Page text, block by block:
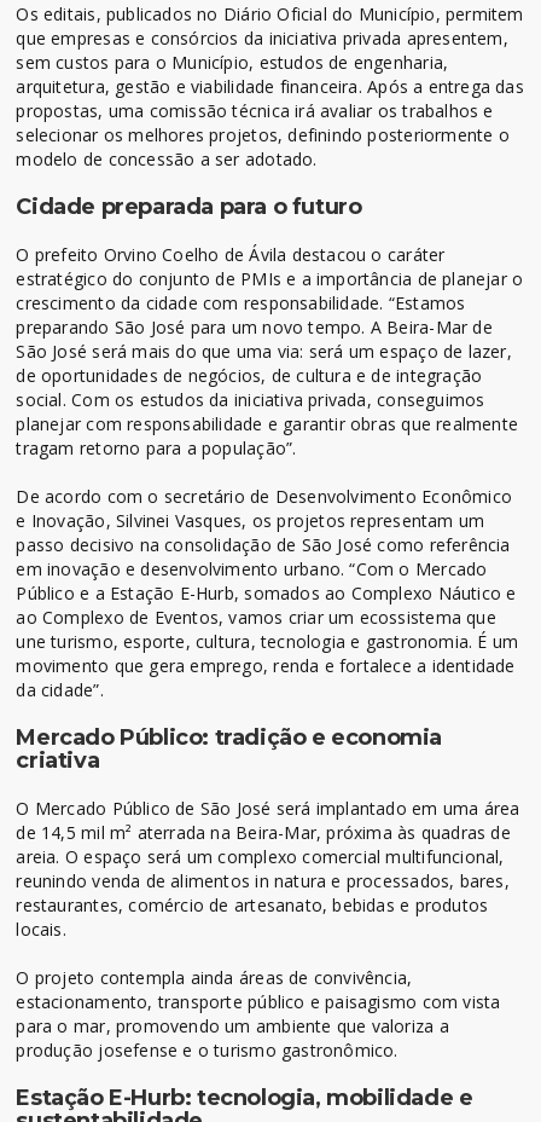
Os editais, publicados no Diário Oficial do Município, permitem
que empresas e consórcios da iniciativa privada apresentem,
sem custos para o Município, estudos de engenharia,
arquitetura, gestão e viabilidade financeira. Após a entrega das
propostas, uma comissão técnica irá avaliar os trabalhos e
selecionar os melhores projetos, definindo posteriormente o
modelo de concessão a ser adotado.
Cidade preparada para o futuro
O prefeito Orvino Coelho de Ávila destacou o caráter
estratégico do conjunto de PMIs e a importância de planejar o
crescimento da cidade com responsabilidade. “Estamos
preparando São José para um novo tempo. A Beira-Mar de
São José será mais do que uma via: será um espaço de lazer,
de oportunidades de negócios, de cultura e de integração
social. Com os estudos da iniciativa privada, conseguimos
planejar com responsabilidade e garantir obras que realmente
tragam retorno para a população”.
De acordo com o secretário de Desenvolvimento Econômico
e Inovação, Silvinei Vasques, os projetos representam um
passo decisivo na consolidação de São José como referência
em inovação e desenvolvimento urbano. “Com o Mercado
Público e a Estação E-Hurb, somados ao Complexo Náutico e
ao Complexo de Eventos, vamos criar um ecossistema que
une turismo, esporte, cultura, tecnologia e gastronomia. É um
movimento que gera emprego, renda e fortalece a identidade
da cidade”.
Mercado Público: tradição e economia
criativa
O Mercado Público de São José será implantado em uma área
de 14,5 mil m² aterrada na Beira-Mar, próxima às quadras de
areia. O espaço será um complexo comercial multifuncional,
reunindo venda de alimentos in natura e processados, bares,
restaurantes, comércio de artesanato, bebidas e produtos
locais.
O projeto contempla ainda áreas de convivência,
estacionamento, transporte público e paisagismo com vista
para o mar, promovendo um ambiente que valoriza a
produção josefense e o turismo gastronômico.
Estação E-Hurb: tecnologia, mobilidade e